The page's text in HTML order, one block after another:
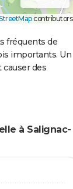
contributors
fréquents de
importants. Un
des
à Salignac-